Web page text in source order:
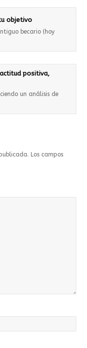
objetivo
becario (hoy
positiva,
un análisis de
Los campos